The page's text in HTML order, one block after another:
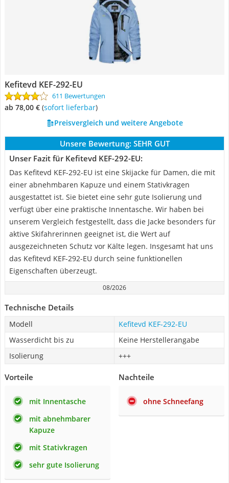
Kefitevd KEF-292-EU
611 Bewertungen
ab 78,00 € ( Sofort lieferbar)
Preisvergleich und weitere Angebote
Unsere Bewertung: SEHR GUT
Unser Fazit für Kefitevd KEF-292-EU:
Das Kefitevd KEF-292-EU ist eine Skijacke für Damen, die mit
einer abnehmbaren Kapuze und einem Stativkragen
ausgestattet ist. Sie bietet eine sehr gute Isolierung und
verfügt über eine praktische Innentasche. Wir haben bei
unserem Vergleich festgestellt, dass die Jacke besonders für
aktive Skifahrerinnen geeignet ist, die Wert auf
ausgezeichneten Schutz vor Kälte legen. Insgesamt hat uns
das Kefitevd KEF-292-EU durch seine funktionellen
Eigenschaften überzeugt.
08/2026
Technische Details
Modell
Kefitevd KEF-292-EU
Wasserdicht bis zu
Keine Herstellerangabe
Isolierung
+++
Vorteile
mit Innentasche
mit abnehmbarer
Kapuze
mit Stativkragen
sehr gute Isolierung
Nachteile
ohne Schneefang